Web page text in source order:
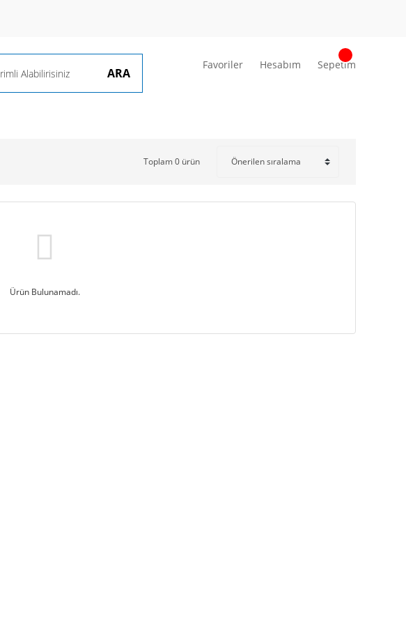
ARA
Favoriler Hesabım Sepetim
Toplam 0 ürün
Ürün Bulunamadı.